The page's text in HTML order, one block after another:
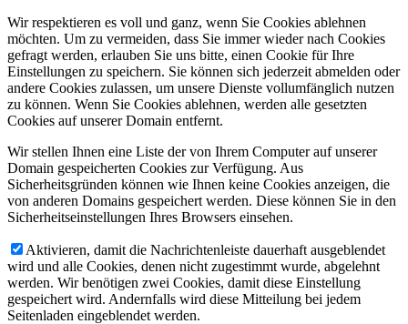
Wir respektieren es voll und ganz, wenn Sie Cookies ablehnen
möchten. Um zu vermeiden, dass Sie immer wieder nach Cookies
gefragt werden, erlauben Sie uns bitte, einen Cookie für Ihre
Einstellungen zu speichern. Sie können sich jederzeit abmelden oder
andere Cookies zulassen, um unsere Dienste vollumfänglich nutzen
zu können. Wenn Sie Cookies ablehnen, werden alle gesetzten
Cookies auf unserer Domain entfernt.
Wir stellen Ihnen eine Liste der von Ihrem Computer auf unserer
Domain gespeicherten Cookies zur Verfügung. Aus
Sicherheitsgründen können wie Ihnen keine Cookies anzeigen, die
von anderen Domains gespeichert werden. Diese können Sie in den
Sicherheitseinstellungen Ihres Browsers einsehen.
Aktivieren, damit die Nachrichtenleiste dauerhaft ausgeblendet
wird und alle Cookies, denen nicht zugestimmt wurde, abgelehnt
werden. Wir benötigen zwei Cookies, damit diese Einstellung
gespeichert wird. Andernfalls wird diese Mitteilung bei jedem
Seitenladen eingeblendet werden.